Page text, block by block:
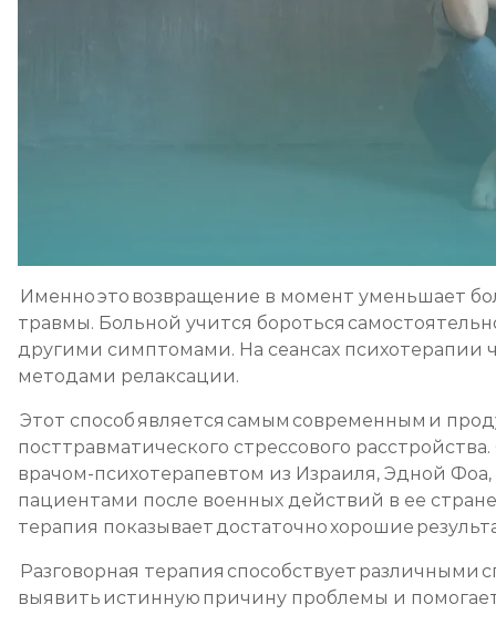
Именно это возвращение в момент уменьшает
травмы. Больной учится бороться
другими симптомами. На сеансах психотерапии
методами релаксации.
Этот способ является самым современным и
посттравматического стрессового
врачом-психотерапевтом из Израиля, Эдной Фоа,
пациентами после военных действий в ее
терапия показывает достаточно хорошие
Разговорная терапия способствует различными
выявить истинную причину проблемы и